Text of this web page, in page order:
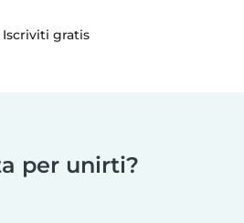
Iscriviti gratis
per unirti?